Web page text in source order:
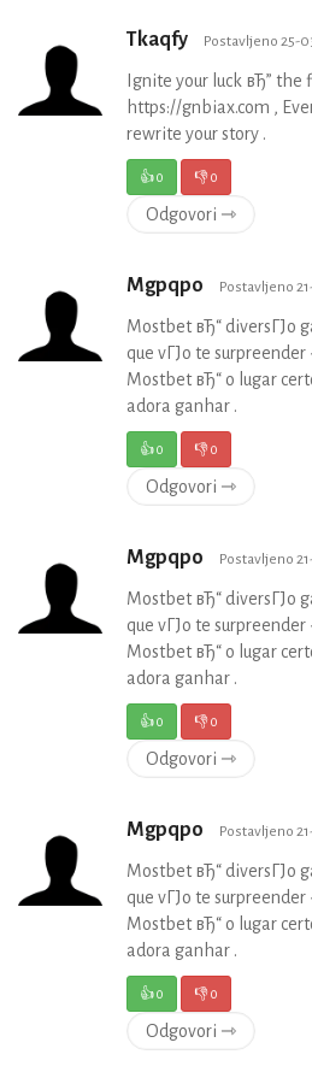
Tkaqfy Postavljeno 25-
Ignite your luck вЂ” the
https://gnbiax.com ,
rewrite your story .
👍0 👎0
Odgovori ⇾
Mgpqpo Postavljeno
Mostbet вЂ“ diversГЈo
que vГЈo te
Mostbet вЂ“ o lugar
adora ganhar .
👍0 👎0
Odgovori ⇾
Mgpqpo Postavljeno
Mostbet вЂ“ diversГЈo
que vГЈo te
Mostbet вЂ“ o lugar
adora ganhar .
👍0 👎0
Odgovori ⇾
Mgpqpo Postavljeno
Mostbet вЂ“ diversГЈo
que vГЈo te
Mostbet вЂ“ o lugar
adora ganhar .
👍0 👎0
Odgovori ⇾